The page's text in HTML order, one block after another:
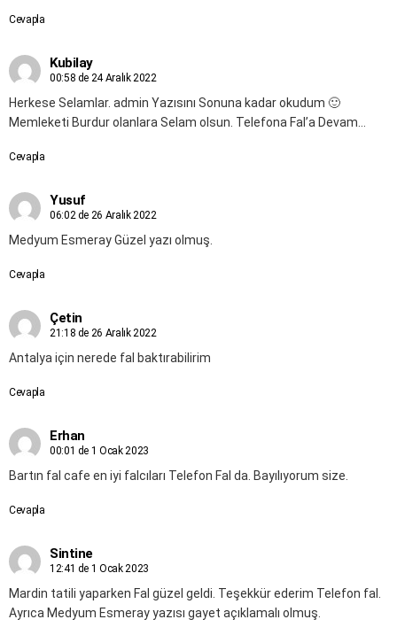
Cevapla
Kubilay
00:58 de 24 Aralık 2022
Herkese Selamlar. admin Yazısını Sonuna kadar okudum 🙂
Memleketi Burdur olanlara Selam olsun. Telefona Fal’a Devam…
Cevapla
Yusuf
06:02 de 26 Aralık 2022
Medyum Esmeray Güzel yazı olmuş.
Cevapla
Çetin
21:18 de 26 Aralık 2022
Antalya için nerede fal baktırabilirim
Cevapla
Erhan
00:01 de 1 Ocak 2023
Bartın fal cafe en iyi falcıları Telefon Fal da. Bayılıyorum size.
Cevapla
Sintine
12:41 de 1 Ocak 2023
Mardin tatili yaparken Fal güzel geldi. Teşekkür ederim Telefon fal.
Ayrıca Medyum Esmeray yazısı gayet açıklamalı olmuş.